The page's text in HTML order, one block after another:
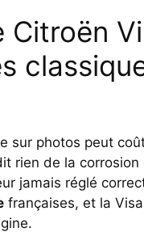
Citroën
sur photos peut
rien de la
jamais réglé
françaises, et la